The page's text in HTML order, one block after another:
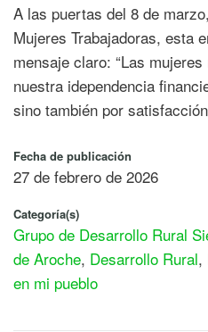
A las puertas del 8 de
Mujeres Trabajadoras, esta
mensaje claro: “Las
nuestra idependencia
sino también por
Fecha de publicación
27 de febrero de 2026
Categoría(s)
Grupo de Desarrollo Rural
de Aroche, Desarrollo Rural,
en mi pueblo